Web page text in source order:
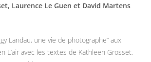
Laurence Le Guen et David Martens
Landau, une vie de photographe” aux
L’air avec les textes de Kathleen Grosset,